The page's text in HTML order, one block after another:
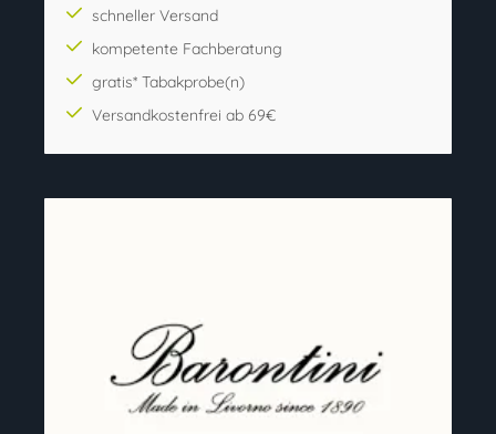
schneller Versand
kompetente Fachberatung
gratis* Tabakprobe(n)
Versandkostenfrei ab 69€